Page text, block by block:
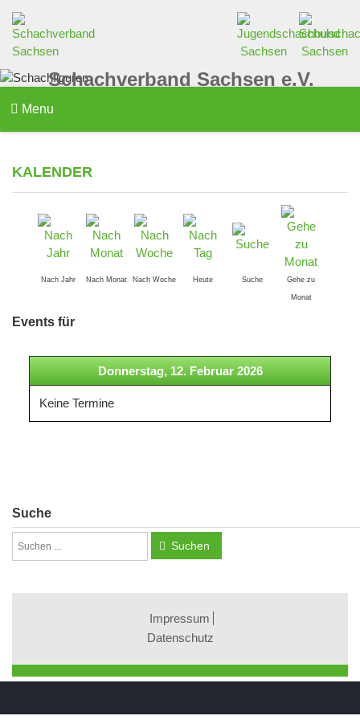
Schachverband Sachsen e.V.
Menu
KALENDER
Nach Jahr Nach Monat Nach Woche Heute Suche Gehe zu
Monat
Events für
Donnerstag, 12. Februar 2026
Keine Termine
Suche
Suchen
Impressum
Datenschutz